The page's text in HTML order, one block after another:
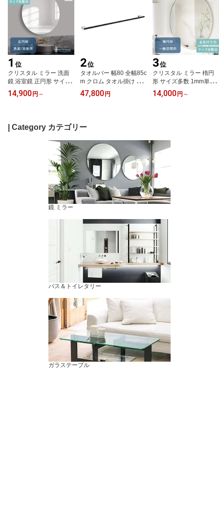
1 位
クリスタル ミラー 洗面
鏡 浴室鏡 正円形 サイズ
多数 1mm単位の指定も
◎ 円形 洗面 鏡 浴室 壁掛
防湿鏡 姿見 全身 洗面台
防湿 お風呂 正円 丸 丸い
サークル 夏セール 送料
14,900 円 ～
2位
タオルバー 幅80 全幅85c
m クロム タオル掛け タ
オルハンガー タオルかけ
タオルレール 壁 シンプ
イスタオル バスタオル
夏セール 送料無料 模様
替え
47,800 円
3位
クリスタル ミラー 楕円
形 サイズ多数 1mm単位
の指定も◎ 円形 鏡 壁掛
け ミラー 壁掛け 日本製
夏セール 送料無料 模様
替え
14,000 円 ～
| Category カテゴリー
鏡 ミラー
バス＆トイレタリー
ガラステーブル